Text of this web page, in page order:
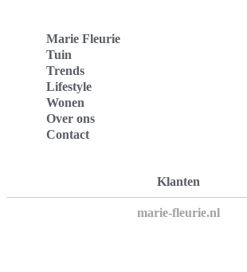
Marie Fleurie
Tuin
Trends
Lifestyle
Wonen
Over ons
Contact
Klanten
marie-fleurie.nl